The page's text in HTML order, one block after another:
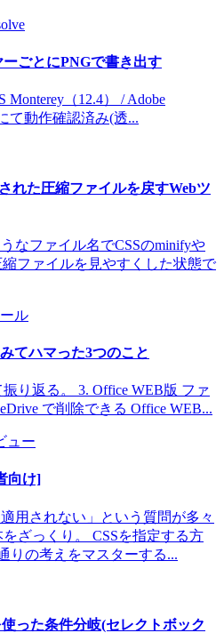
ごとにPNGで書き出す
Monterey（12.4） / Adobe
て動作確認済み(透...
れた圧縮ファイルを戻すWebツ
なファイル名でCSSのminifyや
ファイルを見やすくした状態で
ル
てハマった3つのこと
り返る。 3. Office WEB版 ファ
で削除できる Office WEB...
ュー
向け]
用されない」という質問が多々
ざっくり。 CSSを指定する方
りの考えをマスターする...
った条件分岐(セレクトボック